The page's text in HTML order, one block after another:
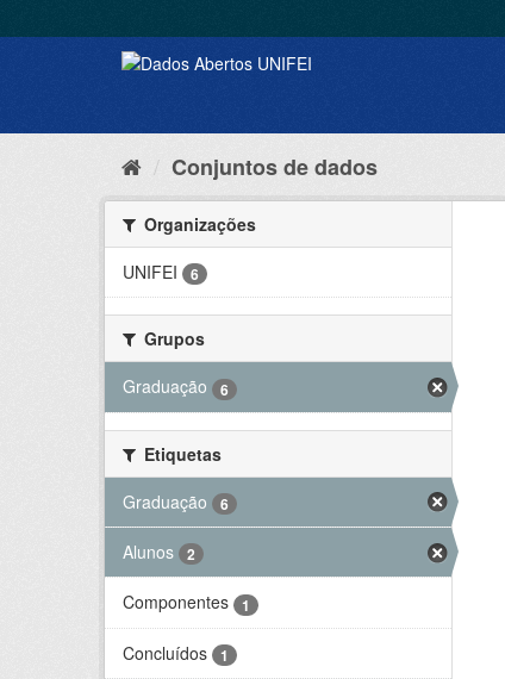
Conjuntos de dados
Organizações
UNIFEI
6
Grupos
Graduação
6
Etiquetas
Graduação
6
Alunos 2
Componentes 1
Concluídos 1